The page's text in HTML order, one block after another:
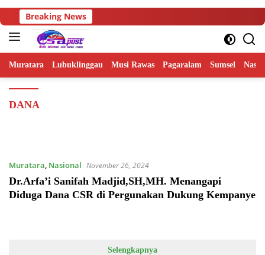
Langsung
ke
konten
Breaking News
Muratara Lubuklinggau Musi Rawas Pagaralam Sumsel
DANA
Muratara, Nasional November 26, 2024
Dr.Arfa’i Sanifah Madjid,SH,MH. Menangapi
Diduga Dana CSR di Pergunakan Dukung Kempanye
Selengkapnya